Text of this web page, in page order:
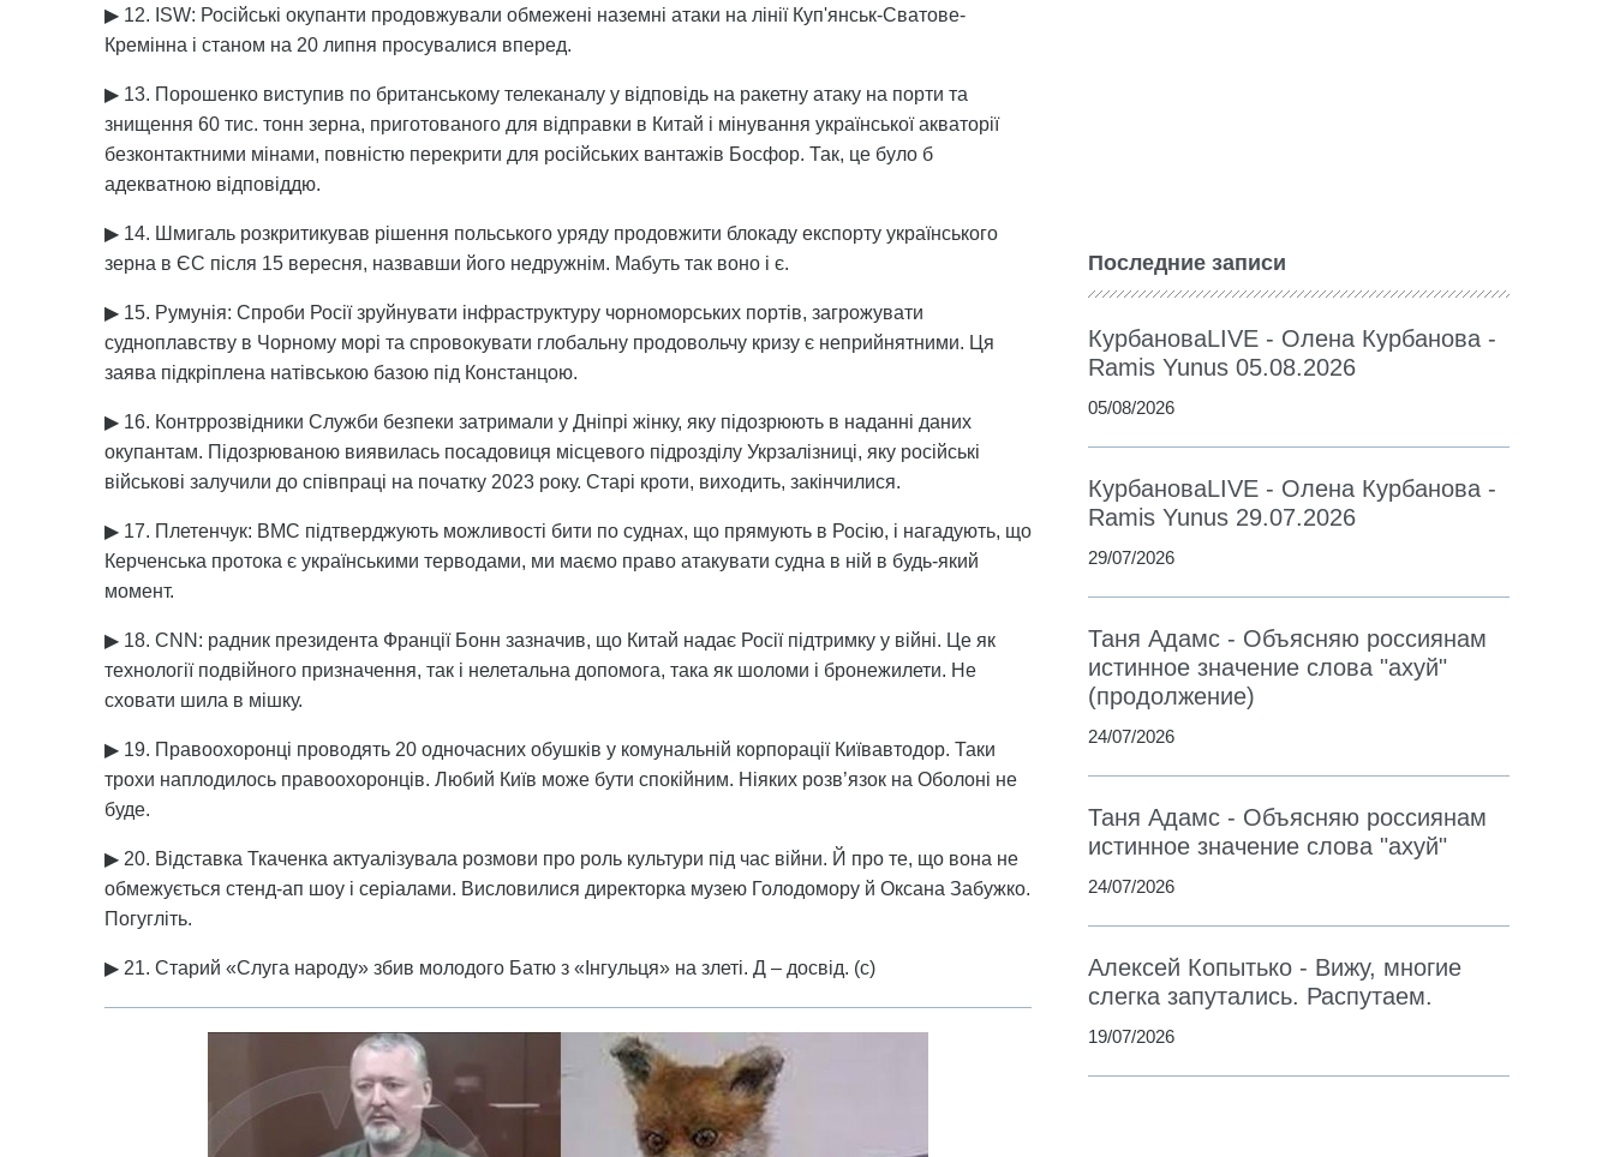
▶ 12. ISW: Російські окупанти продовжували обмежені наземні атаки на лінії Куп'янськ-Сватове-
Кремінна і станом на 20 липня просувалися вперед.
▶ 13. Порошенко виступив по британському телеканалу у відповідь на ракетну атаку на порти та
знищення 60 тис. тонн зерна, приготованого для відправки в Китай і мінування української акваторії
безконтактними мінами, повністю перекрити для російських вантажів Босфор. Так, це було б
адекватною відповіддю.
▶ 14. Шмигаль розкритикував рішення польського уряду продовжити блокаду експорту українського
зерна в ЄС після 15 вересня, назвавши його недружнім. Мабуть так воно і є.
▶ 15. Румунія: Спроби Росії зруйнувати інфраструктуру чорноморських портів, загрожувати
судноплавству в Чорному морі та спровокувати глобальну продовольчу кризу є неприйнятними. Ця
заява підкріплена натівською базою під Констанцою.
▶ 16. Контррозвідники Служби безпеки затримали у Дніпрі жінку, яку підозрюють в наданні даних
окупантам. Підозрюваною виявилась посадовиця місцевого підрозділу Укрзалізниці, яку російські
військові залучили до співпраці на початку 2023 року. Старі кроти, виходить, закінчилися.
▶ 17. Плетенчук: ВМС підтверджують можливості бити по суднах, що прямують в Росію, і нагадують, що
Керченська протока є українськими терводами, ми маємо право атакувати судна в ній в будь-який
момент.
▶ 18. CNN: радник президента Франції Бонн зазначив, що Китай надає Росії підтримку у війні. Це як
технології подвійного призначення, так і нелетальна допомога, така як шоломи і бронежилети. Не
сховати шила в мішку.
▶ 19. Правоохоронці проводять 20 одночасних обушків у комунальній корпорації Київавтодор. Таки
трохи наплодилось правоохоронців. Любий Київ може бути спокійним. Ніяких розв’язок на Оболоні не
буде.
▶ 20. Відставка Ткаченка актуалізувала розмови про роль культури під час війни. Й про те, що вона не
обмежується стенд-ап шоу і серіалами. Висловилися директорка музею Голодомору й Оксана Забужко.
Погугліть.
▶ 21. Старий «Слуга народу» збив молодого Батю з «Інгульця» на злеті. Д – досвід. (с)
Последние записи
КурбановаLIVE - Олена Курбанова -
Ramis Yunus 05.08.2026
05/08/2026
КурбановаLIVE - Олена Курбанова -
Ramis Yunus 29.07.2026
29/07/2026
Таня Адамс - Объясняю россиянам
истинное значение слова "ахуй"
(продолжение)
24/07/2026
Таня Адамс - Объясняю россиянам
истинное значение слова "ахуй"
24/07/2026
Алексей Копытько - Вижу, многие
слегка запутались. Распутаем.
19/07/2026